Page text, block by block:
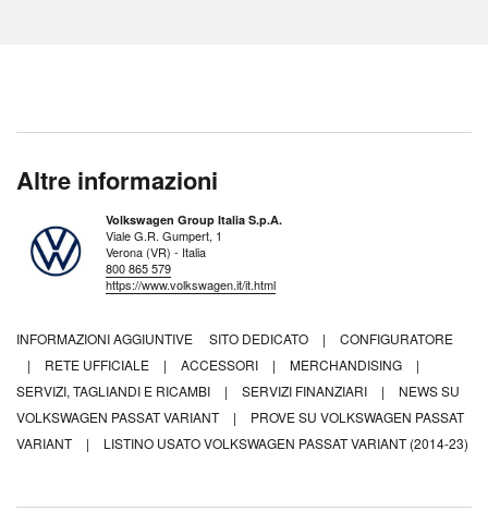
Altre informazioni
Volkswagen Group Italia S.p.A.
Viale G.R. Gumpert, 1
Verona (VR) - Italia
800 865 579
https://www.volkswagen.it/it.html
INFORMAZIONI AGGIUNTIVE SITO DEDICATO |
CONFIGURATORE
|
RETE UFFICIALE | ACCESSORI | MERCHANDISING
|
SERVIZI, TAGLIANDI E RICAMBI
| SERVIZI FINANZIARI |
NEWS SU
VOLKSWAGEN PASSAT VARIANT
|
PROVE SU VOLKSWAGEN PASSAT
VARIANT
| LISTINO USATO VOLKSWAGEN PASSAT VARIANT (2014-23)